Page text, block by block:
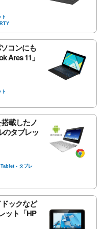
ト
コンにも
Ares 11」
ト
載したノ
のタブレッ
Tablet - タブレ
ックなど
ット「HP